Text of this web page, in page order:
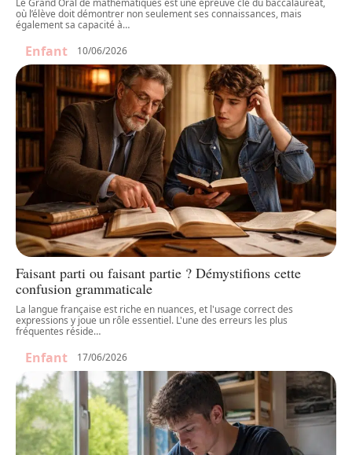
où l’élève doit démontrer non seulement ses connaissances, mais
également sa capacité à…
Enfant 10/06/2026
Faisant parti ou faisant partie ? Démystifions cette
confusion grammaticale
La langue française est riche en nuances, et l'usage correct des
expressions y joue un rôle essentiel. L'une des erreurs les plus
fréquentes réside…
Enfant 17/06/2026